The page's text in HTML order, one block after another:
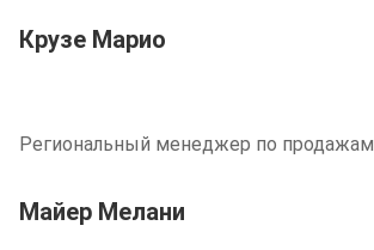
Крузе Марио
Региональный менеджер по продажам
Майер Мелани